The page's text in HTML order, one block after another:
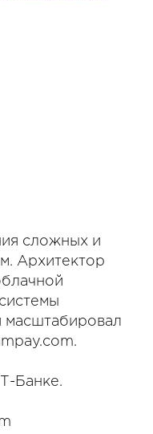
сложных и
Архитектор
масштабировал
Банке.